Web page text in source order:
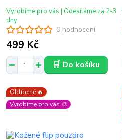
0 hodnocení
499 Kč
Vyrobíme pro vás | Odesíláme za 2-3
dny
🛒 Do košíku
Oblíbené 🔥
Vyrobíme pro vás 🎨